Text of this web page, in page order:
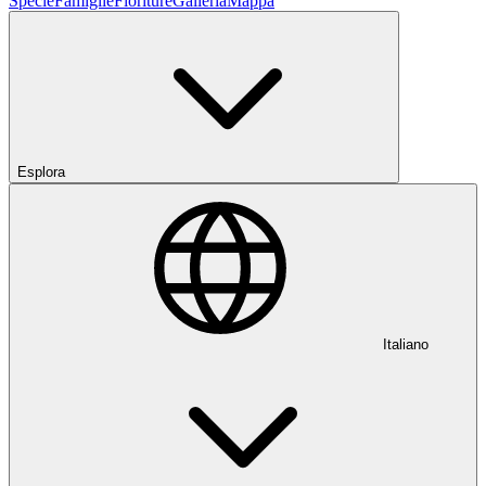
Esplora
Italiano